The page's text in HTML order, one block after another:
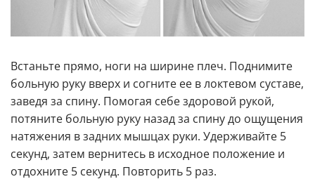
Встаньте прямо, ноги на ширине плеч. Поднимите
больную руку вверх и согните ее в локтевом суставе,
заведя за спину. Помогая себе здоровой рукой,
потяните больную руку назад за спину до ощущения
натяжения в задних мышцах руки. Удерживайте 5
секунд, затем вернитесь в исходное положение и
отдохните 5 секунд. Повторить 5 раз.